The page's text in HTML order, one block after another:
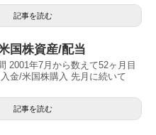
記事を読む
国株資産/配当
2001年7月から数えて52ヶ月目
入金/米国株購入 先月に続いて
記事を読む